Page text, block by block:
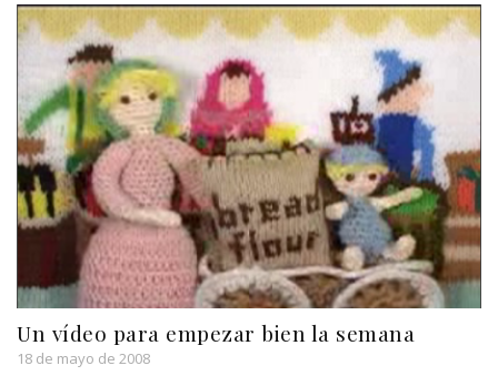
Un vídeo para empezar bien la semana
18 de mayo de 2008